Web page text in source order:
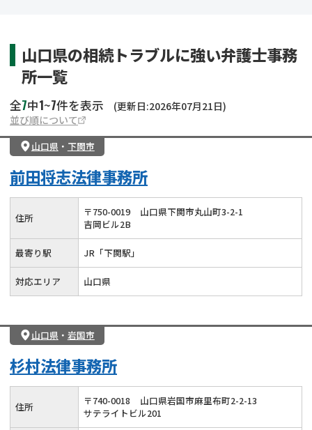
山口県の相続トラブルに強い弁護士事務
所一覧
全7中1~7件を表示
(更新日:2026年07月21日)
並び順について
山口県 ・ 下関市
前田将志法律事務所
住所 〒750-0019
山口県下関市丸山町3-2-1
吉岡ビル2B
最寄り駅 JR「下関駅」
対応エリア 山口県
山口県 ・ 岩国市
杉村法律事務所
住所 〒740-0018
山口県岩国市麻里布町2-2-13
サテライトビル201